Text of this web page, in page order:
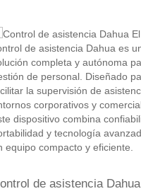
de asistencia Dahua